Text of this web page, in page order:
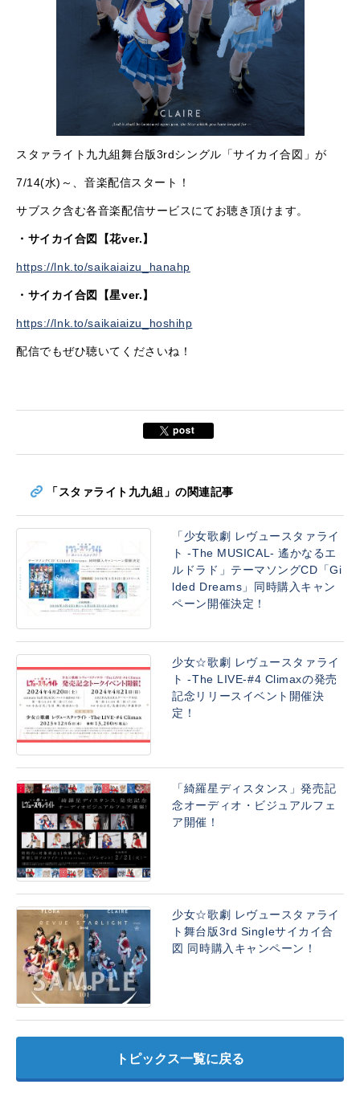
スタァライト九九組舞台版3rdシングル「サイカイ合図」が
7/14(水)～、音楽配信スタート！
サブスク含む各音楽配信サービスにてお聴き頂けます。
・サイカイ合図【花ver.】
https://lnk.to/saikaiaizu_hanahp
・サイカイ合図【星ver.】
https://lnk.to/saikaiaizu_hoshihp
配信でもぜひ聴いてくださいね！
「スタァライト九九組」の関連記事
「少女歌劇 レヴュースタァライ
ト -The MUSICAL- 遙かなるエ
ルドラド」テーマソングCD「Gi
lded Dreams」同時購入キャン
ペーン開催決定！
少女☆歌劇 レヴュースタァライ
ト -The LIVE-#4 Climaxの発売
記念リリースイベント開催決
定！
「綺羅星ディスタンス」発売記
念オーディオ・ビジュアルフェ
ア開催！
少女☆歌劇 レヴュースタァライ
ト舞台版3rd Singleサイカイ合
図 同時購入キャンペーン！
トピックス一覧に戻る